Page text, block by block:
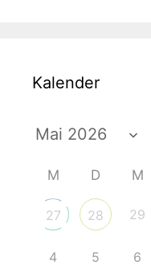
Kalender
M D M
27 28 29
4 5 6